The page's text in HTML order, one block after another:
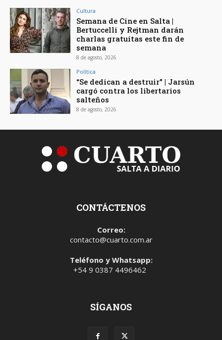
Cultura
Semana de Cine en Salta |
Bertuccelli y Rejtman darán
charlas gratuitas este fin de
semana
8 de agosto, 2026
Política
“Se dedican a destruir” | Jarsún
cargó contra los libertarios
salteños
8 de agosto, 2026
CONTÁCTENOS
Correo:
contacto@cuarto.com.ar
Teléfono y Whatsapp:
+54 9 0387 4496462
SÍGANOS